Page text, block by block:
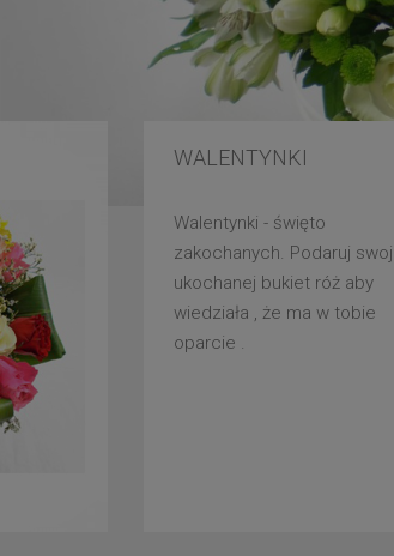
WALENTYNKI
Walentynki - święto
zakochanych. Podaruj
ukochanej bukiet róż aby
wiedziała , że ma w tobie
oparcie .